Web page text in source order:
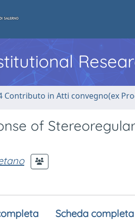
Contributo in Atti convegno(ex
of
Scheda